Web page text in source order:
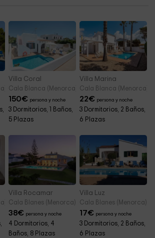
Villa Coral
Cala Blanca (Menorca)
150€ persona y noche
3 Dormitorios, 1 Baños,
5 Plazas
Villa Marina
Cala Blanca (Menorca)
22€ persona y noche
3 Dormitorios, 2 Baños,
6 Plazas
Villa Rocamar
Cala Blanes (Menorca)
38€ persona y noche
4 Dormitorios, 4
Baños, 8 Plazas
Villa Luz
Cala Blanes (Menorca)
17€ persona y noche
3 Dormitorios, 2 Baños,
6 Plazas